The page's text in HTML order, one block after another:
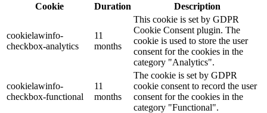
Cookie
Duration Description
cookielawinfo-
checkbox-analytics
11
months
This cookie is set by GDPR
Cookie Consent plugin. The
cookie is used to store the user
consent for the cookies in the
category "Analytics".
cookielawinfo-
checkbox-functional
11
months
The cookie is set by GDPR
cookie consent to record the user
consent for the cookies in the
category "Functional".